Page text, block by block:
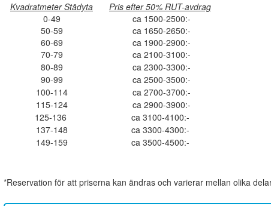
Kvadratmeter Städyta
Pris efter 50% RUT-avdrag
0-49
ca 1500-2500:-
50-59
ca 1650-2650:-
60-69
ca 1900-2900:-
70-79
ca 2100-3100:-
80-89
ca 2300-3300:-
90-99
ca 2500-3500:-
100-114
ca 2700-3700:-
115-124
ca 2900-3900:-
125-136
ca 3100-4100:-
137-148
ca 3300-4300:-
149-159
ca 3500-4500:-
*Reservation för att priserna kan ändras och varierar mellan olika